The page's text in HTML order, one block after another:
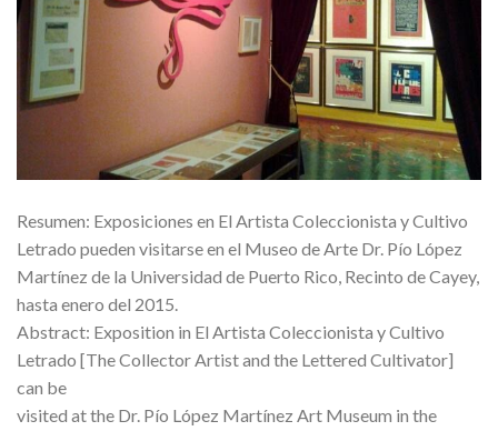
Resumen: Exposiciones en El Artista Coleccionista y Cultivo
Letrado pueden visitarse en el Museo de Arte Dr. Pío López
Martínez de la Universidad de Puerto Rico, Recinto de Cayey,
hasta enero del 2015.
Abstract: Exposition in El Artista Coleccionista y Cultivo
Letrado [The Collector Artist and the Lettered Cultivator]
can be
visited at the Dr. Pío López Martínez Art Museum in the